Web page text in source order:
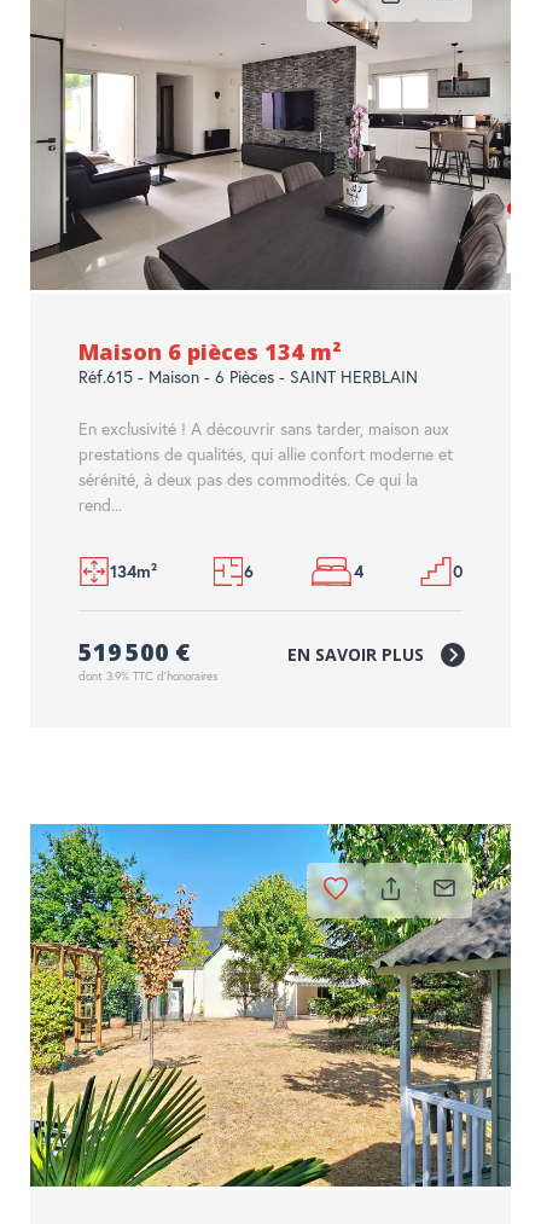
Maison 6 pièces 134 m²
Réf.615 - Maison - 6 Pièces - SAINT HERBLAIN
En exclusivité ! A découvrir sans tarder, maison aux
prestations de qualités, qui allie confort moderne et
sérénité, à deux pas des commodités. Ce qui la
rend...
134m² 6 4 0
519 500 €
dont 3.9% TTC d'honoraires
EN SAVOIR PLUS